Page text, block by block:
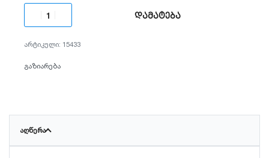
დამატება
15433
გაზიარება
ᲐᲦᲬᲔᲠᲐ